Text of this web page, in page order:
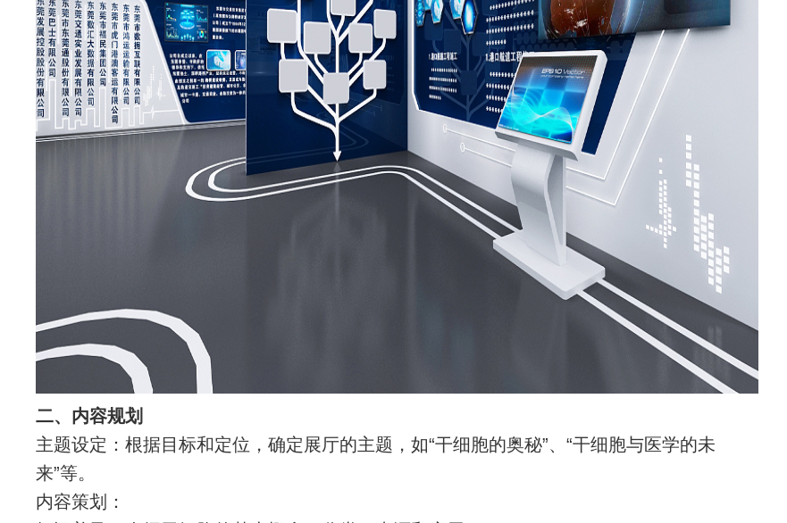
二、内容规划
主题设定：根据目标和定位，确定展厅的主题，如“干细胞的奥秘”、“干细胞与医学的未
来”等。
内容策划：